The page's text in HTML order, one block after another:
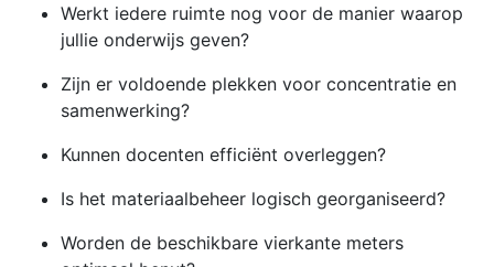
Werkt iedere ruimte nog voor de manier waarop
jullie onderwijs geven?
Zijn er voldoende plekken voor concentratie en
samenwerking?
Kunnen docenten efficiënt overleggen?
Is het materiaalbeheer logisch georganiseerd?
Worden de beschikbare vierkante meters